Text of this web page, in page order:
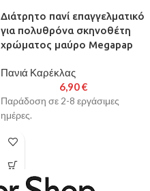
Διάτρητο πανί επαγγελματικό
για πολυθρόνα σκηνοθέτη
χρώματος μαύρο Megapap
Πανιά Καρέκλας
6,90€
Παράδοση σε 2-8 εργάσιμες
ημέρες.